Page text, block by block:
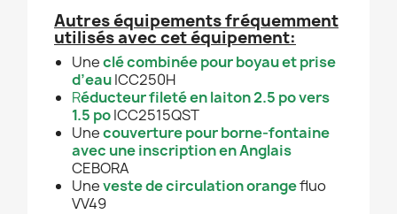
Autres équipements fréquemment
utilisés avec cet équipement:
Uneclé combinée pour boyau et prise
d’eauICC250H
Réducteur fileté en laiton 2.5 po vers
1.5 poICC2515QST
Unecouverture pour borne-fontaine
avec une inscription en Anglais
CEBORA
Uneveste de circulation orangefluo
VV49